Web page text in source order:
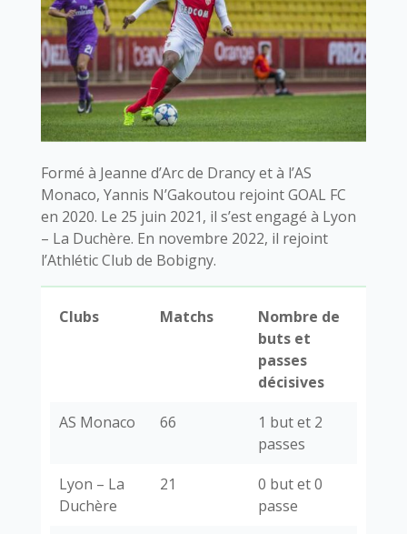
Formé à Jeanne d’Arc de Drancy et à l’AS
Monaco, Yannis N’Gakoutou rejoint GOAL FC
en 2020. Le 25 juin 2021, il s’est engagé à Lyon
– La Duchère. En novembre 2022, il rejoint
l’Athlétic Club de Bobigny.
Clubs Matchs
Nombre de
buts et
passes
décisives
AS Monaco
66
1 but et 2
passes
Lyon – La
Duchère
21
0 but et 0
passe